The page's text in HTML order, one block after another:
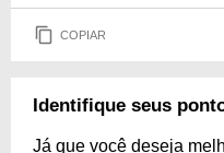
COPIAR
Identifique seus
Já que você deseja